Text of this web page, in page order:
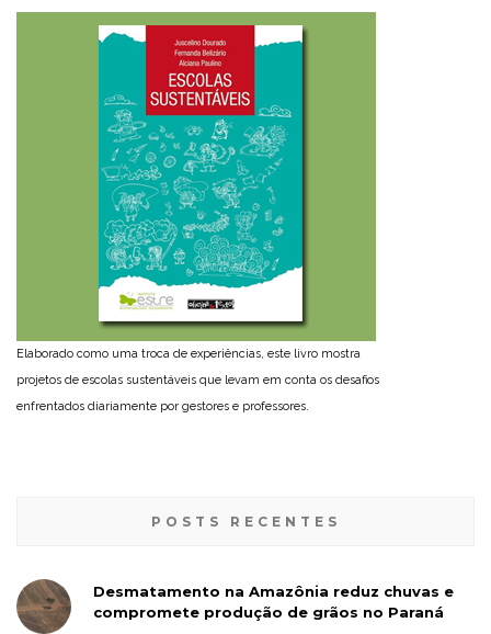
Elaborado como uma troca de experiências, este livro mostra
projetos de escolas sustentáveis que levam em conta os desafios
enfrentados diariamente por gestores e professores.
POSTS RECENTES
Desmatamento na Amazônia reduz chuvas e
compromete produção de grãos no Paraná